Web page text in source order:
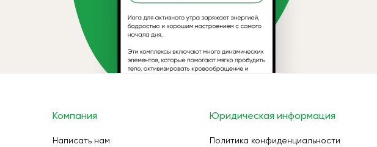
Компания
Написать нам
Юридическая информация
Политика конфиденциальности